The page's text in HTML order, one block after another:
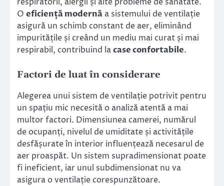
O eficiență modernă a sistemului de ventilație
asigură un schimb constant de aer, eliminând
impuritățile și creând un mediu mai curat și mai
respirabil, contribuind lacase confortabile.
Factori de luat în considerare
Alegerea unui sistem de ventilație potrivit pentru
un spațiu mic necesită o analiză atentă a mai
multor factori. Dimensiunea camerei, numărul
de ocupanți, nivelul de umiditate și activitățile
desfășurate în interior influențează necesarul de
aer proaspăt. Un sistem supradimensionat poate
fi ineficient, iar unul subdimensionat nu va
asigura o ventilație corespunzătoare.